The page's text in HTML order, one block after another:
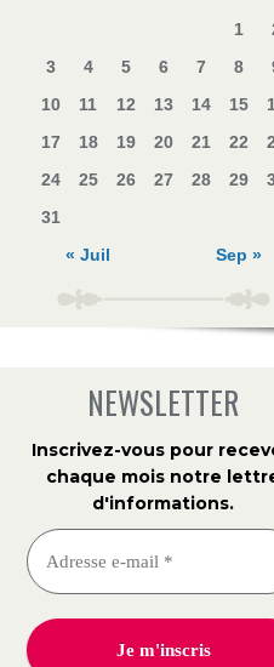
1
3
4 5 6 7 8
10
11 12 13 14 15
17
18 19 20 21 22
24
25 26 27 28 29
31
« Juil
Sep »
NEWSLETTER
Inscrivez-vous pour
chaque mois notre
d'informations.